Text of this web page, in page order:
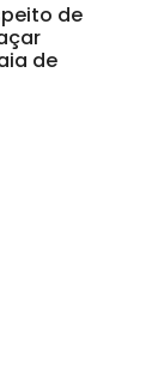
de
de